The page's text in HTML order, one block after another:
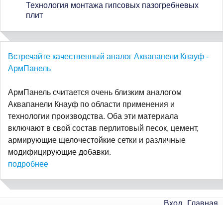
Технология монтажа гипсовых пазогребневых
плит
Встречайте качественный аналог Аквапанели Кнауф -
АрмПанель
АрмПанель считается очень близким аналогом
Аквапанели Кнауф по области применения и
технологии производства. Оба эти материала
включают в свой состав перлитовый песок, цемент,
армирующие щелочестойкие сетки и различные
модифицирующие добавки.
подробнее
Вход Главная